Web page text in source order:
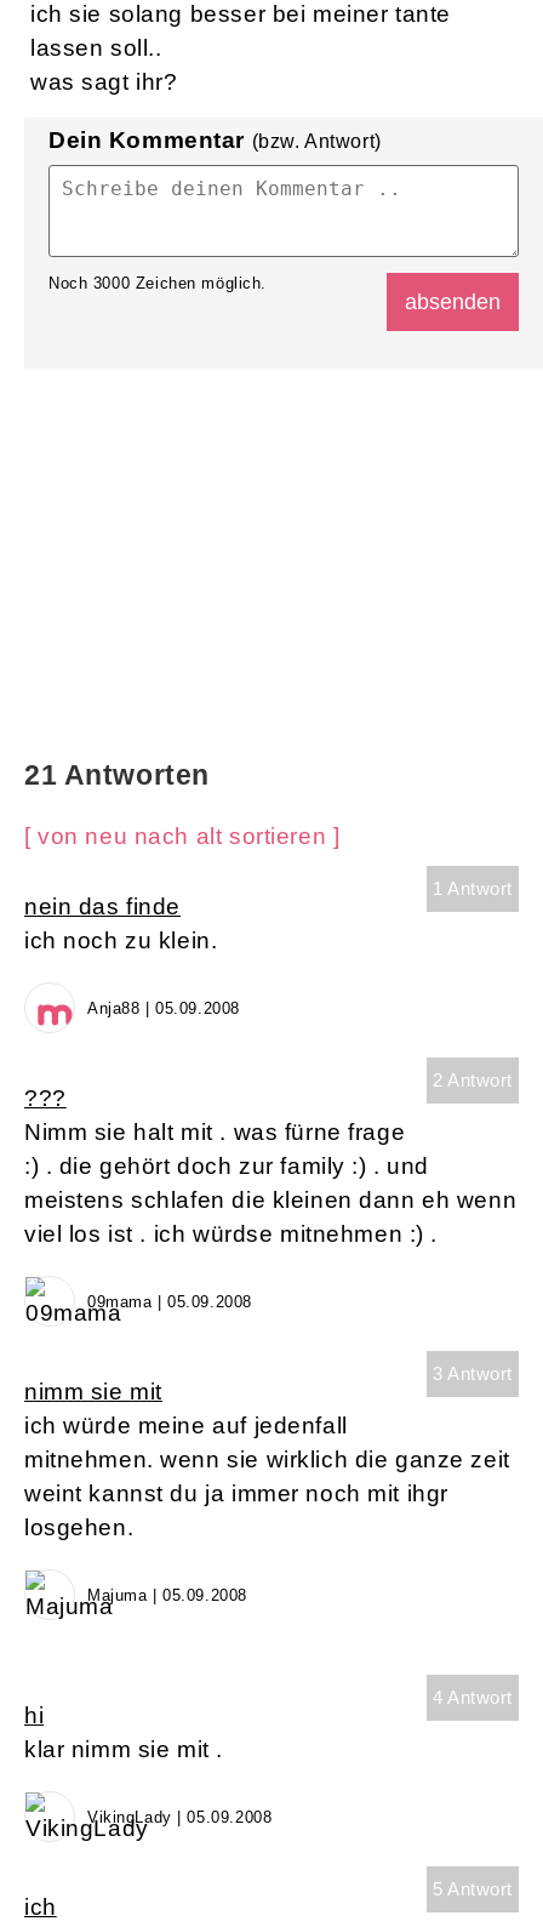
ich sie solang besser bei meiner tante
lassen soll..
was sagt ihr?
Dein Kommentar (bzw. Antwort)
Noch 3000 Zeichen möglich.
21 Antworten
[ von neu nach alt sortieren ]
1 Antwort
nein das finde
ich noch zu klein.
Anja88 | 05.09.2008
2 Antwort
???
Nimm sie halt mit . was fürne frage
:) . die gehört doch zur family :) . und
meistens schlafen die kleinen dann eh wenn
viel los ist . ich würdse mitnehmen :) .
09mama | 05.09.2008
3 Antwort
nimm sie mit
ich würde meine auf jedenfall
mitnehmen. wenn sie wirklich die ganze zeit
weint kannst du ja immer noch mit ihgr
losgehen.
Majuma | 05.09.2008
4 Antwort
hi
klar nimm sie mit .
VikingLady | 05.09.2008
5 Antwort
ich